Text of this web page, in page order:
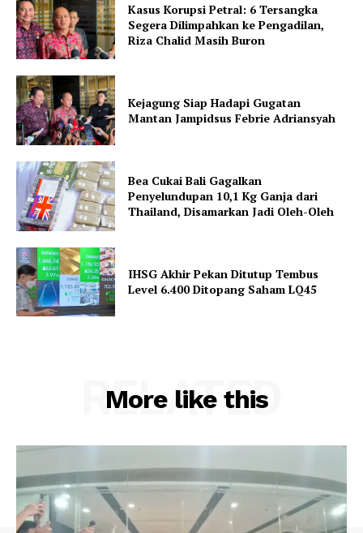
Kasus Korupsi Petral: 6 Tersangka
Segera Dilimpahkan ke Pengadilan,
Riza Chalid Masih Buron
Kejagung Siap Hadapi Gugatan
Mantan Jampidsus Febrie Adriansyah
Bea Cukai Bali Gagalkan
Penyelundupan 10,1 Kg Ganja dari
Thailand, Disamarkan Jadi Oleh-Oleh
IHSG Akhir Pekan Ditutup Tembus
Level 6.400 Ditopang Saham LQ45
More like this
RELATED